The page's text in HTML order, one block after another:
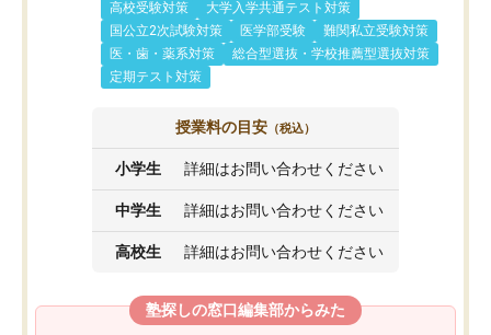
高校受験対策
大学入学共通テスト対策
国公立2次試験対策
医学部受験
難関私立受験対策
医・歯・薬系対策
総合型選抜・学校推薦型選抜対策
定期テスト対策
授業料の目安 （税込）
小学生 詳細はお問い合わせください
中学生 詳細はお問い合わせください
高校生 詳細はお問い合わせください
塾探しの窓口編集部からみた